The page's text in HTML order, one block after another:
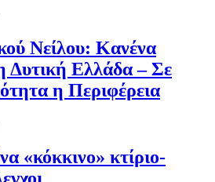
Νείλου: Κανένα
Δυτική Ελλάδα – Σε
η Περιφέρεια
«κόκκινο» κτίριο-